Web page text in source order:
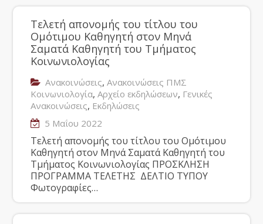
Τελετή απονοµής του τίτλου του
Οµότιµου Καθηγητή στον Μηνά
Σαματά Καθηγητή του Τµήµατος
Κοινωνιολογίας
Ανακοινώσεις,Ανακοινώσεις ΠΜΣ
Κοινωνιολογία,Αρχείο εκδηλώσεων, Γενικές
Ανακοινώσεις, Εκδηλώσεις
5 Μαΐου 2022
Τελετή απονοµής του τίτλου του Οµότιµου
Καθηγητή στον Μηνά Σαματά Καθηγητή του
Τµήµατος Κοινωνιολογίας ΠΡΟΣΚΛΗΣΗ
ΠΡΟΓΡΑΜΜΑ ΤΕΛΕΤΗΣ ΔΕΛΤΙΟ ΤΥΠΟΥ
Φωτογραφίες…